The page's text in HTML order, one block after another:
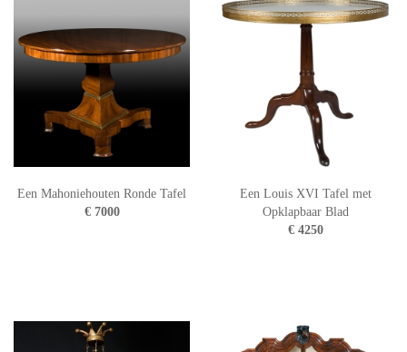
Een Mahoniehouten Ronde Tafel
€ 7000
Een Louis XVI Tafel met
Opklapbaar Blad
€ 4250